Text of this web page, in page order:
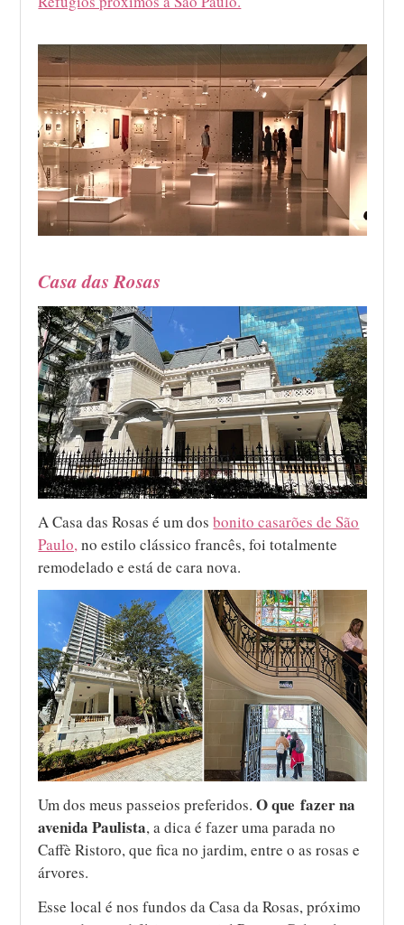
Casa das Rosas
A Casa das Rosas é um dosbonito casarões de São
Paulo,no estilo clássico francês, foi totalmente
remodelado e está de cara nova.
Um dos meus passeios preferidos.O que fazer na
avenida Paulista, a dica é fazer uma parada no
Caffè Ristoro, que fica no jardim, entre o as rosas e
árvores.
Esse local é nos fundos da Casa da Rosas, próximo